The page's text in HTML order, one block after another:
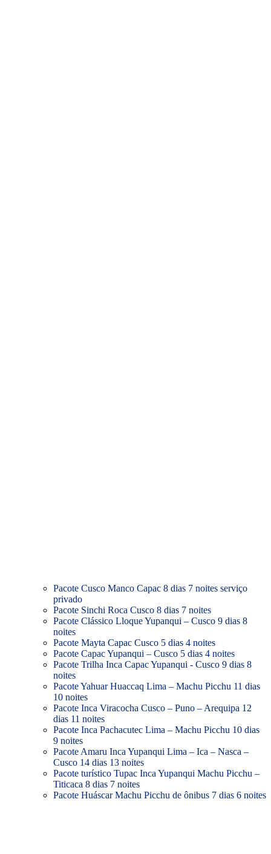
Pacote Cusco Manco Capac 8 dias 7 noites serviço
privado
Pacote Sinchi Roca Cusco 8 dias 7 noites
Pacote Clássico Lloque Yupanqui – Cusco 9 dias 8
noites
Pacote Mayta Capac Cusco 5 dias 4 noites
Pacote Capac Yupanqui – Cusco 5 dias 4 noites
Pacote Trilha Inca Capac Yupanqui - Cusco 9 dias 8
noites
Pacote Yahuar Huaccaq Lima – Machu Picchu 11 dias
10 noites
Pacote Inca Viracocha Cusco – Puno – Arequipa 12
dias 11 noites
Pacote Inca Pachacutec Lima – Machu Picchu 10 dias
9 noites
Pacote Amaru Inca Yupanqui Lima – Ica – Nasca –
Cusco 14 dias 13 noites
Pacote turístico Tupac Inca Yupanqui Machu Picchu –
Titicaca 8 dias 7 noites
Pacote Huáscar Machu Picchu de ônibus 7 dias 6 noites